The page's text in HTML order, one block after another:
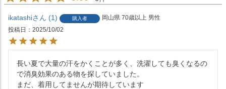
ikatashi 1 購入者 岡山県 70歳以上 男性
投稿日
2025/10/02
長い夏で大量の汗をかくことが多く、洗濯しても臭くなるの
で消臭効果のある物を探していました。
まだ、着用してませんが期待しています